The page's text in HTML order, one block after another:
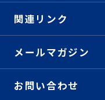
関連リンク
メールマガジン
お問い合わせ